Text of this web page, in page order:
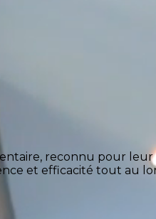
reconnu pour
et efficacité tout au